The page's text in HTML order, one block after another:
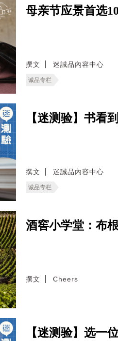
母亲节应景首选
撰文 迷誠品內容中心
诚品专栏
【迷测验】书
撰文 迷誠品內容中心
诚品专栏
酒窖小学堂：布
撰文 Cheers
【迷测验】选一